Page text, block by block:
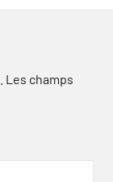
Les champs